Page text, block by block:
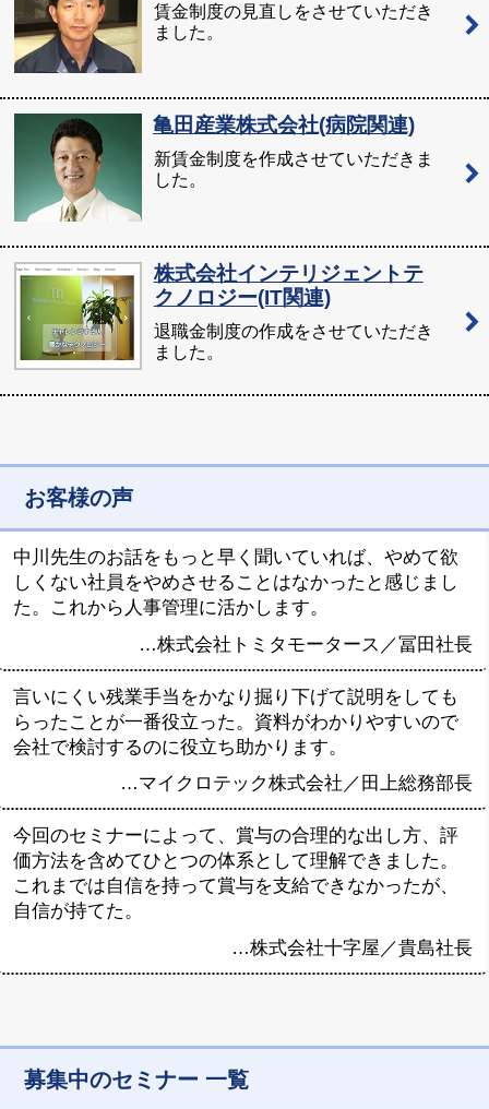
賃金制度の見直しをさせていただき
ました。
亀田産業株式会社(病院関連)
新賃金制度を作成させていただきま
した。
株式会社インテリジェントテ
クノロジー(IT関連)
退職金制度の作成をさせていただき
ました。
お客様の声
中川先生のお話をもっと早く聞いていれば、やめて欲
しくない社員をやめさせることはなかったと感じまし
た。これから人事管理に活かします。
…株式会社トミタモータース ／冨田社長
言いにくい残業手当をかなり掘り下げて説明をしても
らったことが一番役立った。資料がわかりやすいので
会社で検討するのに役立ち助かります。
…マイクロテック株式会社 ／ 田上総務部長
今回のセミナーによって、賞与の合理的な出し方、評
価方法を含めてひとつの体系として理解できました。
これまでは自信を持って賞与を支給できなかったが、
自信が持てた。
…株式会社十字屋 ／貴島社長
募集中のセミナー 一覧